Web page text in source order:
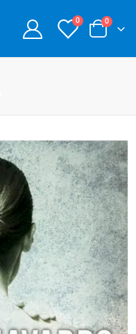
0 0